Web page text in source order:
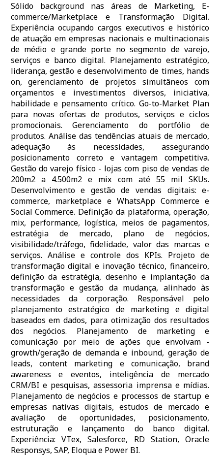
Sólido background nas áreas de Marketing, E-
commerce/Marketplace e Transformação Digital.
Experiência ocupando cargos executivos e histórico
de atuação em empresas nacionais e multinacionais
de médio e grande porte no segmento de varejo,
serviços e banco digital. Planejamento estratégico,
liderança, gestão e desenvolvimento de times, hands
on, gerenciamento de projetos simultâneos com
orçamentos e investimentos diversos, iniciativa,
habilidade e pensamento crítico. Go-to-Market Plan
para novas ofertas de produtos, serviços e ciclos
promocionais. Gerenciamento do portfólio de
produtos. Análise das tendências atuais de mercado,
adequação às necessidades, assegurando
posicionamento correto e vantagem competitiva.
Gestão do varejo físico - lojas com piso de vendas de
200m2 a 4.500m2 e mix com até 55 mil SKUs.
Desenvolvimento e gestão de vendas digitais: e-
commerce, marketplace e WhatsApp Commerce e
Social Commerce. Definição da plataforma, operação,
mix, performance, logística, meios de pagamentos,
estratégia de mercado, plano de negócios,
visibilidade/tráfego, fidelidade, valor das marcas e
serviços. Análise e controle dos KPIs. Projeto de
transformação digital e inovação técnico, financeiro,
definição da estratégia, desenho e implantação da
transformação e gestão da mudança, alinhado às
necessidades da corporação. Responsável pelo
planejamento estratégico de marketing e digital
baseados em dados, para otimização dos resultados
dos negócios. Planejamento de marketing e
comunicação por meio de ações que envolvam -
growth/geração de demanda e inbound, geração de
leads, content marketing e comunicação, brand
awareness e eventos, inteligência de mercado
CRM/BI e pesquisas, assessoria imprensa e mídias.
Planejamento de negócios e processos de startup e
empresas nativas digitais, estudos de mercado e
avaliação de oportunidades, posicionamento,
estruturação e lançamento do banco digital.
Experiência: VTex, Salesforce, RD Station, Oracle
Responsys, SAP, Eloqua e Power BI.